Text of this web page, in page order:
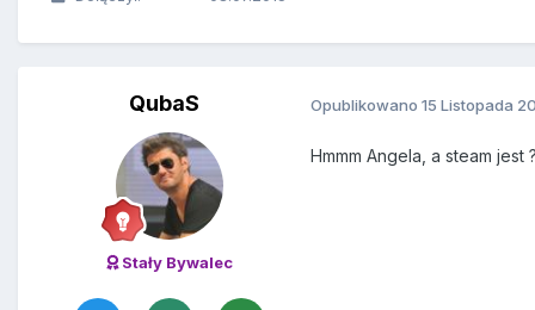
QubaS
Stały Bywalec
Opublikowano 15 Listopada
Hmmm Angela, a steam jest ?